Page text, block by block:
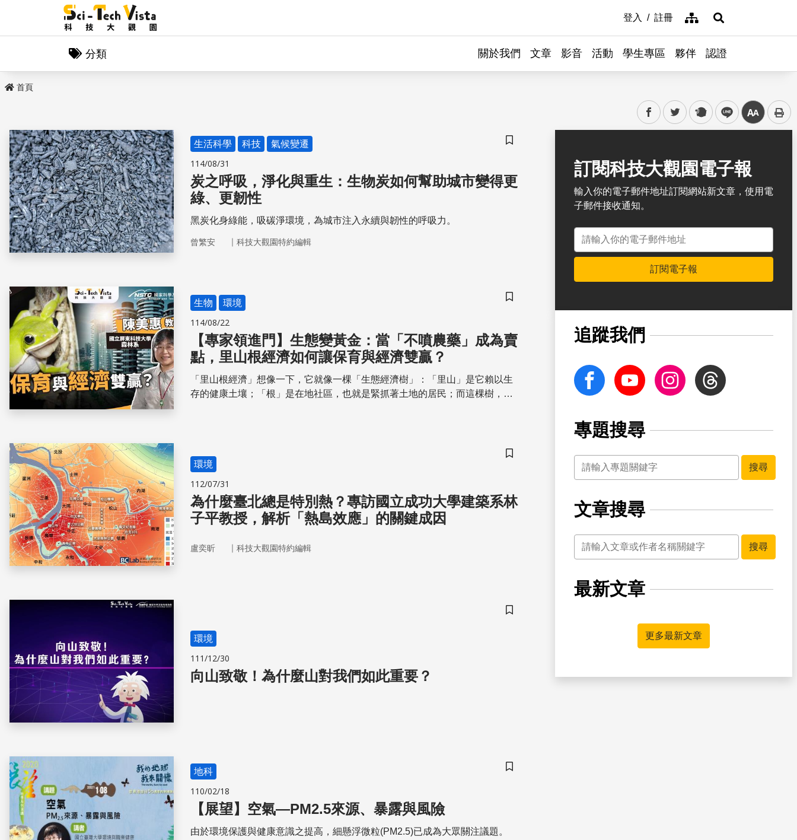
登入 註冊 網站導覽展開搜尋
分類 關於我們 文章 影音 活動 學生專區 夥伴 認證
首頁
facebooktwitter plurk line 中
儲存書籤
生活科學 科技 氣候變遷
114/08/31
炭之呼吸，淨化與重生：生物炭如何幫助城市變得更
綠、更韌性
黑炭化身綠能，吸碳淨環境，為城市注入永續與韌性的呼吸力。
曾繁安 ｜ 科技大觀園特約編輯
儲存書籤
生物 環境
114/08/22
【專家領進門】生態變黃金：當「不噴農藥」成為賣
點，里山根經濟如何讓保育與經濟雙贏？
「里山根經濟」想像一下，它就像一棵「生態經濟樹」：「里山」是它賴以生
存的健康土壤；「根」是在地社區，也就是緊抓著土地的居民；而這棵樹，最
護家鄉」能成為一門最值得驕傲的事業，讓這片土地因為人們的珍惜而豐饒，
人們也因為土地的豐饒而富足。
儲存書籤
環境
112/07/31
為什麼臺北總是特別熱？專訪國立成功大學建築系林
子平教授，解析「熱島效應」的關鍵成因
盧奕昕 ｜ 科技大觀園特約編輯
儲存書籤
環境
111/12/30
向山致敬！為什麼山對我們如此重要？
儲存書籤
地科
110/02/18
【展望】空氣—PM2.5來源、暴露與風險
由於環境保護與健康意識之提高，細懸浮微粒(PM2.5)已成為大眾關注議題。
訂閱科技大觀園電子報
輸入你的電子郵件地址訂閱網站新文章，使用電
子郵件接收通知。
電子郵件地址
訂閱電子報
追蹤我們
facebook Youtube InstagramThreads
專題搜尋
關鍵字
搜尋
文章搜尋
關鍵字
搜尋
最新文章
更多最新文章